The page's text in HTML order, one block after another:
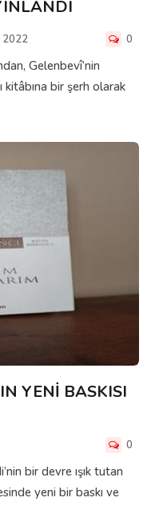
2022 0
Gelenbevî’nin
kitâbına bir şerh olarak
YENİ BASKISI
0
bir devre ışık tutan
yeni bir baskı ve